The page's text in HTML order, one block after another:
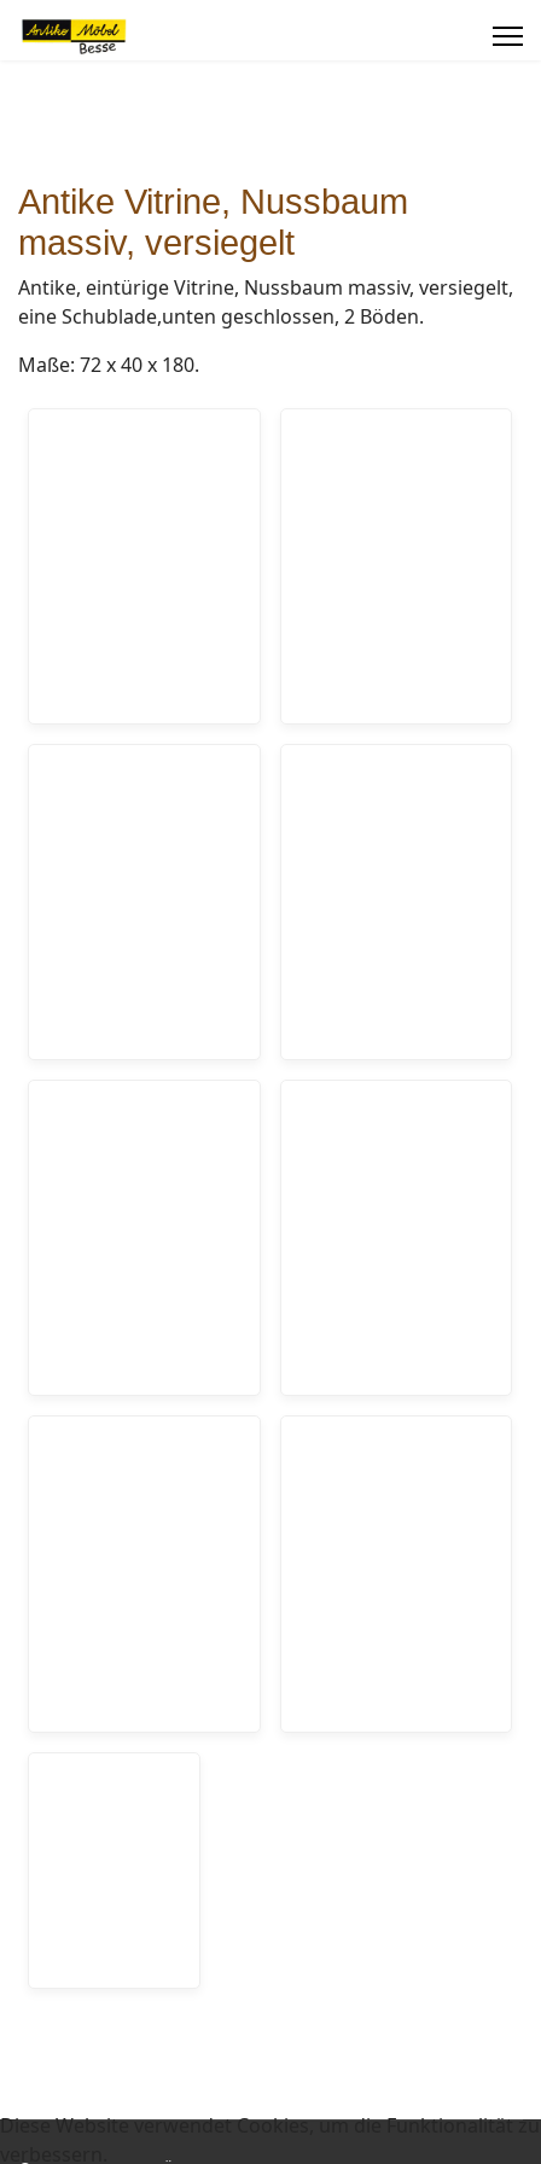
Antike Vitrine, Nussbaum
massiv, versiegelt
Antike, eintürige Vitrine, Nussbaum massiv, versiegelt,
eine Schublade,unten geschlossen, 2 Böden.
Maße: 72 x 40 x 180.
Diese Website verwendet Cookies, um die Funktionalität zu